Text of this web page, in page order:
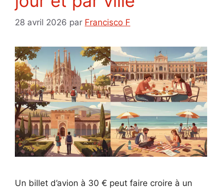
28 avril 2026 par Francisco F
Un billet d’avion à 30 € peut faire croire à un